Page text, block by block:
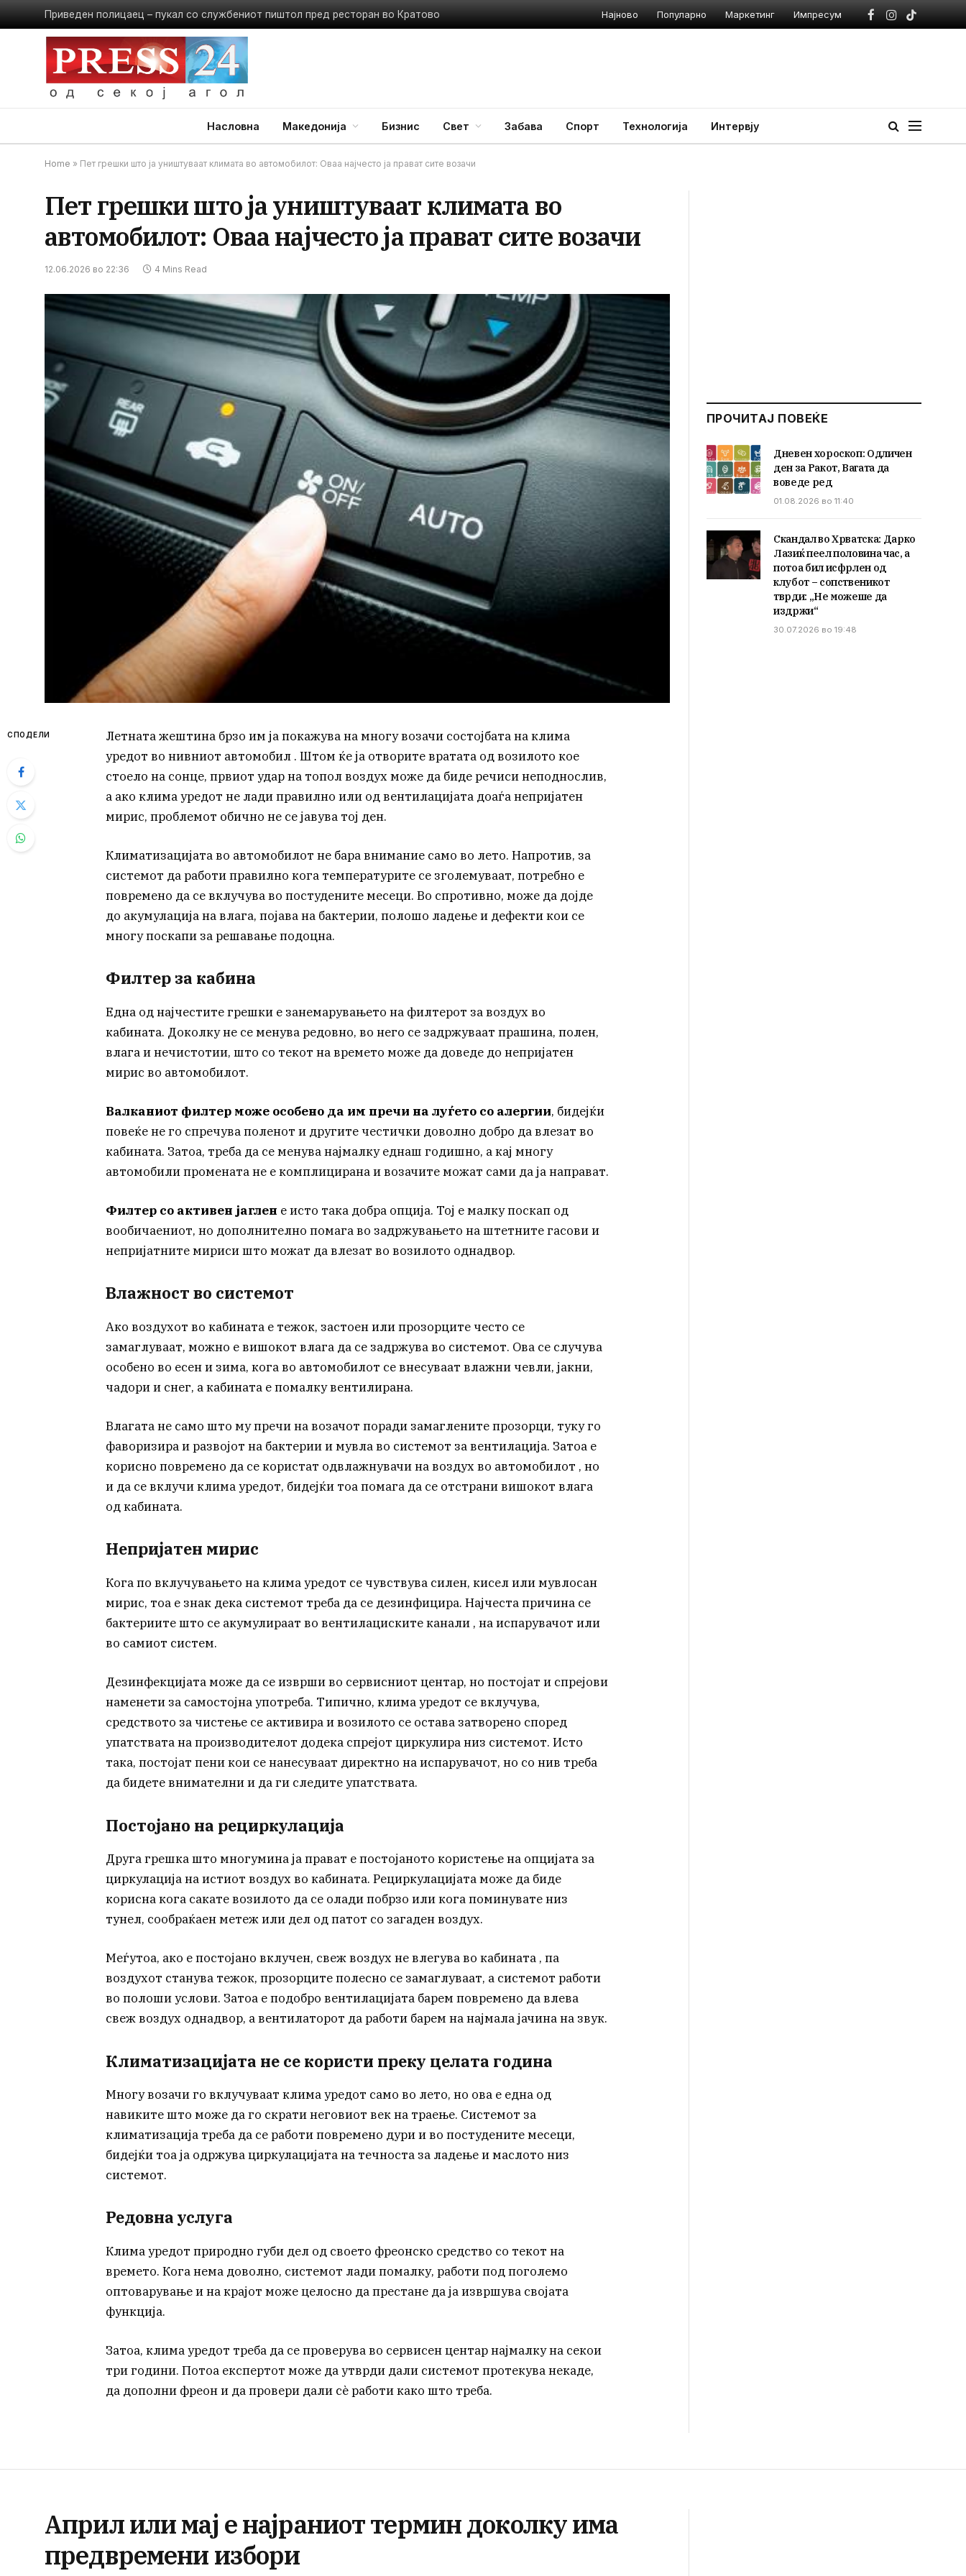
Приведен полицаец – пукал со службениот пиштол пред ресторан во Кратово Најново Популарно Маркетинг Импресум
Facebook
Instagram
TikTok
Насловна Македонија Бизнис Свет Забава Спорт Технологија Интервју
Home » Пет грешки што ја уништуваат климата во автомобилот: Оваа најчесто ја прават сите возачи
Пет грешки што ја уништуваат климата во
автомобилот: Оваа најчесто ја прават сите возачи
12.06.2026 во 22:36 4 Mins Read
СПОДЕЛИ
Летната жештина брзо им ја покажува на многу возачи состојбата на клима
уредот во нивниот автомобил . Штом ќе ја отворите вратата од возилото кое
стоело на сонце, првиот удар на топол воздух може да биде речиси неподнослив,
а ако клима уредот не лади правилно или од вентилацијата доаѓа непријатен
мирис, проблемот обично не се јавува тој ден.
Климатизацијата во автомобилот не бара внимание само во лето. Напротив, за
системот да работи правилно кога температурите се зголемуваат, потребно е
повремено да се вклучува во постудените месеци. Во спротивно, може да дојде
до акумулација на влага, појава на бактерии, полошо ладење и дефекти кои се
многу поскапи за решавање подоцна.
Филтер за кабина
Една од најчестите грешки е занемарувањето на филтерот за воздух во
кабината. Доколку не се менува редовно, во него се задржуваат прашина, полен,
влага и нечистотии, што со текот на времето може да доведе до непријатен
мирис во автомобилот.
Валканиот филтер може особено да им пречи на луѓето со алергии, бидејќи
повеќе не го спречува поленот и другите честички доволно добро да влезат во
кабината. Затоа, треба да се менува најмалку еднаш годишно, а кај многу
автомобили промената не е комплицирана и возачите можат сами да ја направат.
Филтер со активен јаглен е исто така добра опција. Тој е малку поскап од
вообичаениот, но дополнително помага во задржувањето на штетните гасови и
непријатните мириси што можат да влезат во возилото однадвор.
Влажност во системот
Ако воздухот во кабината е тежок, застоен или прозорците често се
замаглуваат, можно е вишокот влага да се задржува во системот. Ова се случува
особено во есен и зима, кога во автомобилот се внесуваат влажни чевли, јакни,
чадори и снег, а кабината е помалку вентилирана.
Влагата не само што му пречи на возачот поради замаглените прозорци, туку го
фаворизира и развојот на бактерии и мувла во системот за вентилација. Затоа е
корисно повремено да се користат одвлажнувачи на воздух во автомобилот , но
и да се вклучи клима уредот, бидејќи тоа помага да се отстрани вишокот влага
од кабината.
Непријатен мирис
Кога по вклучувањето на клима уредот се чувствува силен, кисел или мувлосан
мирис, тоа е знак дека системот треба да се дезинфицира. Најчеста причина се
бактериите што се акумулираат во вентилациските канали , на испарувачот или
во самиот систем.
Дезинфекцијата може да се изврши во сервисниот центар, но постојат и спрејови
наменети за самостојна употреба. Типично, клима уредот се вклучува,
средството за чистење се активира и возилото се остава затворено според
упатствата на производителот додека спрејот циркулира низ системот. Исто
така, постојат пени кои се нанесуваат директно на испарувачот, но со нив треба
да бидете внимателни и да ги следите упатствата.
Постојано на рециркулација
Друга грешка што многумина ја прават е постојаното користење на опцијата за
циркулација на истиот воздух во кабината. Рециркулацијата може да биде
корисна кога сакате возилото да се олади побрзо или кога поминувате низ
тунел, сообраќаен метеж или дел од патот со загаден воздух.
Меѓутоа, ако е постојано вклучен, свеж воздух не влегува во кабината , па
воздухот станува тежок, прозорците полесно се замаглуваат, а системот работи
во полоши услови. Затоа е подобро вентилацијата барем повремено да влева
свеж воздух однадвор, а вентилаторот да работи барем на најмала јачина на звук.
Климатизацијата не се користи преку целата година
Многу возачи го вклучуваат клима уредот само во лето, но ова е една од
навиките што може да го скрати неговиот век на траење. Системот за
климатизација треба да се работи повремено дури и во постудените месеци,
бидејќи тоа ја одржува циркулацијата на течноста за ладење и маслото низ
системот.
Редовна услуга
Клима уредот природно губи дел од своето фреонско средство со текот на
времето. Кога нема доволно, системот лади помалку, работи под поголемо
оптоварување и на крајот може целосно да престане да ја извршува својата
функција.
Затоа, клима уредот треба да се проверува во сервисен центар најмалку на секои
три години. Потоа експертот може да утврди дали системот протекува некаде,
да дополни фреон и да провери дали сè работи како што треба.
ПРОЧИТАЈ ПОВЕЌЕ
Дневен хороскоп: Одличен
ден за Ракот, Вагата да
воведе ред
01.08.2026 во 11:40
Скандал во Хрватска: Дарко
Лазиќ пеел половина час, а
потоа бил исфрлен од
клубот – сопственикот
тврди: „Не можеше да
издржи“
30.07.2026 во 19:48
Април или мај е најраниот термин доколку има
предвремени избори